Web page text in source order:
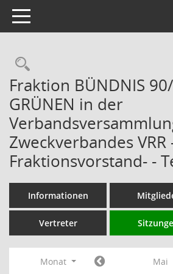
Toggle navigation
Rechercheauswahl
Fraktion BÜNDNIS
GRÜNEN in der
Zweckverbandes VRR
Fraktionsvorstand- -
Informationen
Vertreter
Monat Mai